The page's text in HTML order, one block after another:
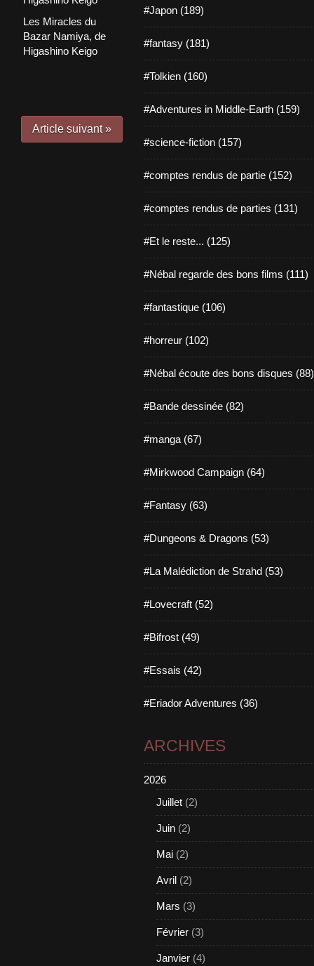
Les Miracles du
Bazar Namiya, de
Higashino Keigo
Article suivant »
#Japon (189)
#fantasy (181)
#Tolkien (160)
#Adventures in Middle-Earth (159)
#science-fiction (157)
#comptes rendus de partie (152)
#comptes rendus de parties (131)
#Et le reste... (125)
#Nébal regarde des bons films (111)
#fantastique (106)
#horreur (102)
#Nébal écoute des bons disques (88)
#Bande dessinée (82)
#manga (67)
#Mirkwood Campaign (64)
#Fantasy (63)
#Dungeons & Dragons (53)
#La Malédiction de Strahd (53)
#Lovecraft (52)
#Bifrost (49)
#Essais (42)
#Eriador Adventures (36)
ARCHIVES
2026
Juillet (2)
Juin (2)
Mai (2)
Avril (2)
Mars (3)
Février (3)
Janvier (4)